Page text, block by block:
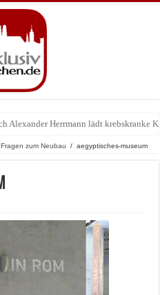
Alexander Herrmann lädt krebskranke
der Lingerie-Branche wurde
zum Neubau / aegyptisches-museum